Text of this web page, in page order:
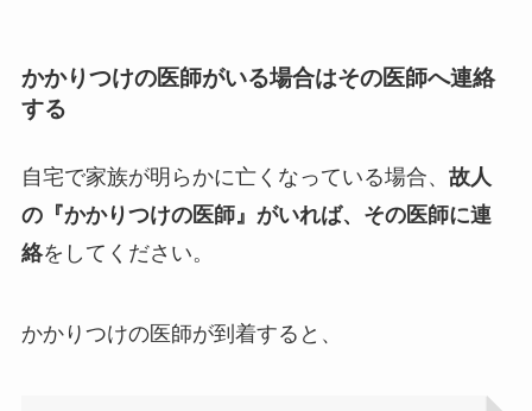
かかりつけの医師がいる場合はその医師へ連絡
する
自宅で家族が明らかに亡くなっている場合、 故人
の『かかりつけの医師』がいれば、その医師に連
絡をしてください。
かかりつけの医師が到着すると、